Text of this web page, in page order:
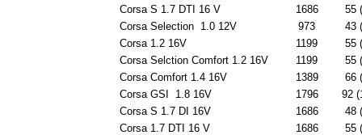
Corsa S 1.7 DTI 16 V
1686
55
Corsa Selection 1.0 12V
973
43
Corsa 1.2 16V
1199
55
Corsa Selction Comfort 1.2 16V
1199
55
Corsa Comfort 1.4 16V
1389
66
Corsa GSI 1.8 16V
1796
92
Corsa S 1.7 DI 16V
1686
48
Corsa 1.7 DTI 16 V
1686
55